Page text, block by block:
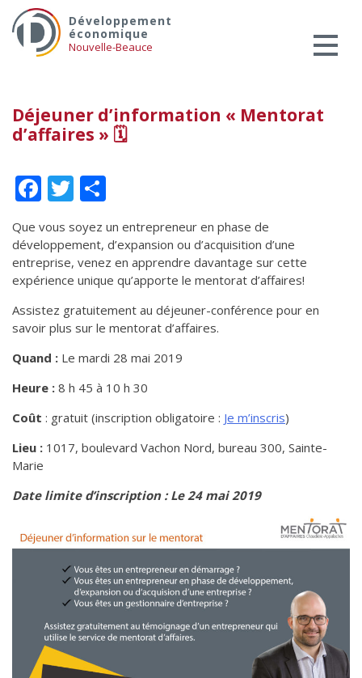
Services aux entreprises
Pro Bono
ACCOMPAGNEMENT RH
Zones et parcs industriels
TARIFS AMÉRICAINS
Aide financière
Créavenir
Fonds locaux d’investissement et
Toile entrepreneuriale Nouvelle-
Documentation
content
Développement
économique
Nouvelle-Beauce
Déjeuner d’information « Mentorat
d’affaires » 🗓
Facebook
Twitter
Que vous soyez un entrepreneur en phase de
développement, d’expansion ou d’acquisition d’une
entreprise, venez en apprendre davantage sur cette
expérience unique qu’apporte le mentorat d’affaires!
Assistez gratuitement au déjeuner-conférence pour en
savoir plus sur le mentorat d’affaires.
Quand : Le mardi 28 mai 2019
Heure : 8 h 45 à 10 h 30
Coût : gratuit (inscription obligatoire : Je m’inscris)
Lieu : 1017, boulevard Vachon Nord, bureau 300, Sainte-
Marie
Date limite d’inscription : Le 24 mai 2019